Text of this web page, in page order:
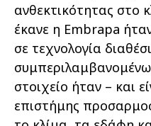
ανθεκτικότητας στο
έκανε η Embrapa
σε τεχνολογία
στοιχείο ήταν – και
επιστήμης